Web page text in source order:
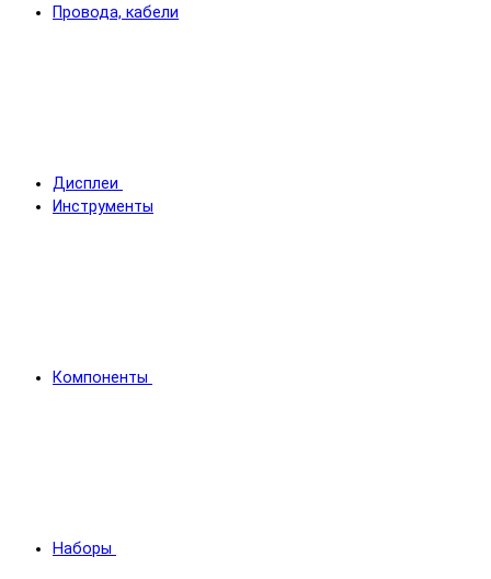
Провода, кабели
Дисплеи
Инструменты
Компоненты
Наборы